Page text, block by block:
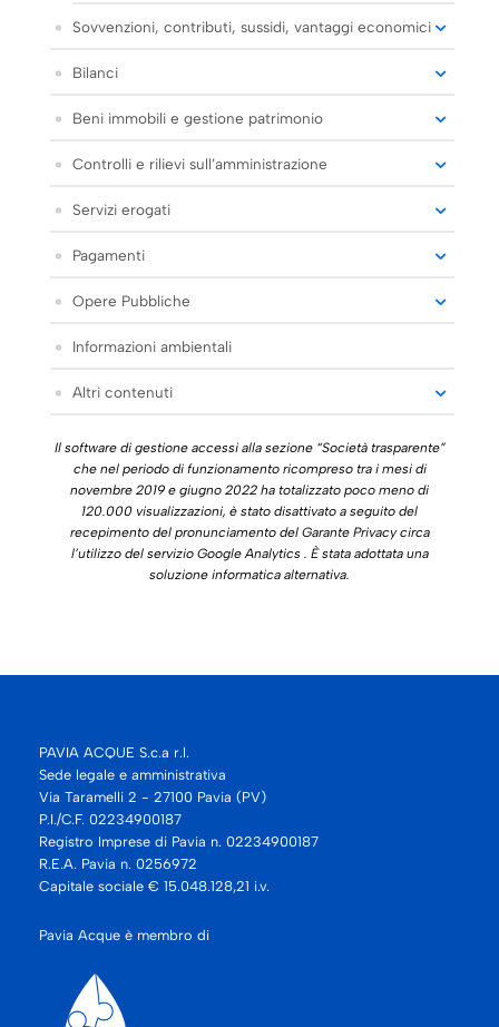
Sovvenzioni, contributi, sussidi, vantaggi economici
Bilanci
Beni immobili e gestione patrimonio
Controlli e rilievi sull’amministrazione
Servizi erogati
Pagamenti
Opere Pubbliche
Informazioni ambientali
Altri contenuti
Il software di gestione accessi alla sezione “Società trasparente”
che nel periodo di funzionamento ricompreso tra i mesi di
novembre 2019 e giugno 2022 ha totalizzato poco meno di
120.000 visualizzazioni, è stato disattivato a seguito del
recepimento del pronunciamento del Garante Privacy circa
l’utilizzo del servizio Google Analytics . È stata adottata una
soluzione informatica alternativa.
PAVIA ACQUE S.c.a r.l.
Sede legale e amministrativa
Via Taramelli 2 - 27100 Pavia (PV)
P.I./C.F. 02234900187
Registro Imprese di Pavia n. 02234900187
R.E.A. Pavia n. 0256972
Capitale sociale € 15.048.128,21 i.v.
Pavia Acque è membro di